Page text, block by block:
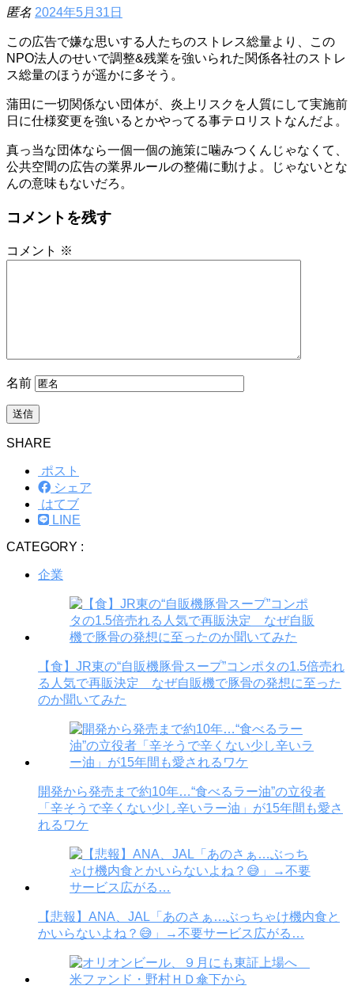
匿名 2024年5月31日
この広告で嫌な思いする人たちのストレス総量より、この
NPO法人のせいで調整&残業を強いられた関係各社のストレ
ス総量のほうが遥かに多そう。
蒲田に一切関係ない団体が、炎上リスクを人質にして実施前
日に仕様変更を強いるとかやってる事テロリストなんだよ。
真っ当な団体なら一個一個の施策に噛みつくんじゃなくて、
公共空間の広告の業界ルールの整備に動けよ。じゃないとな
んの意味もないだろ。
コメントを残す
コメント ※
名前
SHARE
ポスト
シェア
はてブ
LINE
CATEGORY :
企業
【食】JR東の“自販機豚骨スープ”コンポタの1.5倍売れ
る人気で再販決定 なぜ自販機で豚骨の発想に至った
のか聞いてみた
開発から発売まで約10年…“食べるラー油”の立役者
「辛そうで辛くない少し辛いラー油」が15年間も愛さ
れるワケ
【悲報】ANA、JAL「あのさぁ…ぶっちゃけ機内食と
かいらないよね？😅」→不要サービス広がる…